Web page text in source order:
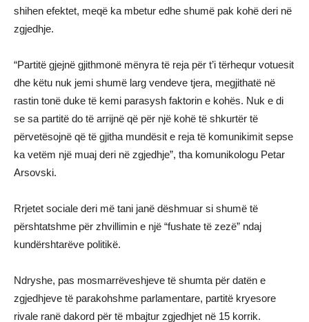
shihen efektet, meqë ka mbetur edhe shumë pak kohë deri në
zgjedhje.
“Partitë gjejnë gjithmonë mënyra të reja për t’i tërhequr votuesit
dhe këtu nuk jemi shumë larg vendeve tjera, megjithatë në
rastin tonë duke të kemi parasysh faktorin e kohës. Nuk e di
se sa partitë do të arrijnë që për një kohë të shkurtër të
përvetësojnë që të gjitha mundësit e reja të komunikimit sepse
ka vetëm një muaj deri në zgjedhje”, tha komunikologu Petar
Arsovski.
Rrjetet sociale deri më tani janë dëshmuar si shumë të
përshtatshme për zhvillimin e një “fushate të zezë” ndaj
kundërshtarëve politikë.
Ndryshe, pas mosmarrëveshjeve të shumta për datën e
zgjedhjeve të parakohshme parlamentare, partitë kryesore
rivale ranë dakord për të mbajtur zgjedhjet në 15 korrik.